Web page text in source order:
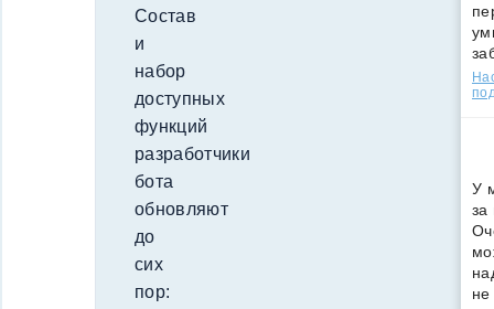
Состав
и
набор
доступных
функций
разработчики
бота
обновляют
до
сих
пор:
У
за
не